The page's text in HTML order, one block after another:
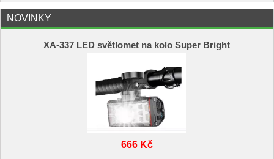
NOVINKY
XA-337 LED světlomet na kolo Super Bright
666 Kč